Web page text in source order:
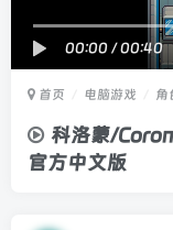
00:00 /00:40
首页 电脑游戏 角
科洛蒙/
官方中文版